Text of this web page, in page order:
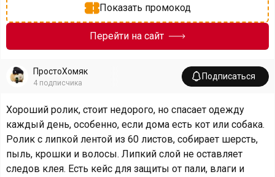
Показать промокод
Перейти на сайт
ПростоХомяк
4 подписчика
Подписаться
Хороший ролик, стоит недорого, но спасает одежду
каждый день, особенно, если дома есть кот или собака.
Ролик с липкой лентой из 60 листов, собирает шерсть,
пыль, крошки и волосы. Липкий слой не оставляет
следов клея. Есть кейс для защиты от пали, влаги и